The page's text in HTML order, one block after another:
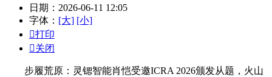
日期：2026-06-11 12:05
字体： [大] [小]
打印
关闭
步履荒原：灵锶智能肖恺受邀ICRA 2026颁发从题，火山